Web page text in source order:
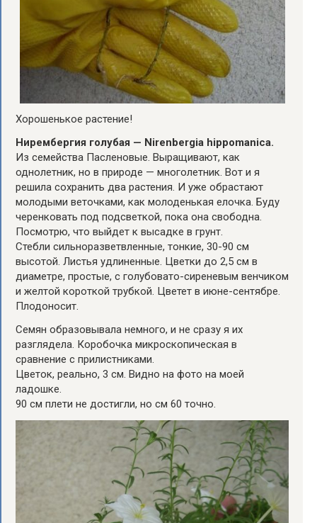
Хорошенькое растение!
Нирембергия голубая — Nirenbergia hippomanica.
Из семейства Пасленовые. Выращивают, как
однолетник, но в природе — многолетник. Вот и я
решила сохранить два растения. И уже обрастают
молодыми веточками, как молоденькая елочка. Буду
черенковать под подсветкой, пока она свободна.
Посмотрю, что выйдет к высадке в грунт.
Стебли сильноразветвленные, тонкие, 30-90 см
высотой. Листья удлиненные. Цветки до 2,5 см в
диаметре, простые, с голубовато-сиреневым венчиком
и желтой короткой трубкой. Цветет в июне-сентябре.
Плодоносит.
Семян образовывала немного, и не сразу я их
разглядела. Коробочка микроскопическая в
сравнение с прилистниками.
Цветок, реально, 3 см. Видно на фото на моей
ладошке.
90 см плети не достигли, но см 60 точно.